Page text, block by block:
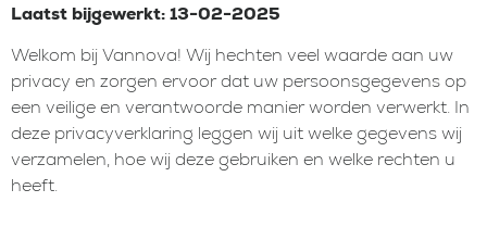
Laatst bijgewerkt: 13-02-2025
Welkom bij Vannova! Wij hechten veel waarde aan uw
privacy en zorgen ervoor dat uw persoonsgegevens op
een veilige en verantwoorde manier worden verwerkt. In
deze privacyverklaring leggen wij uit welke gegevens wij
verzamelen, hoe wij deze gebruiken en welke rechten u
heeft.